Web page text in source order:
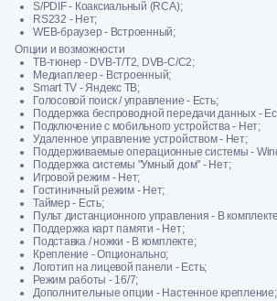
S/PDIF - Коаксиальный (RCA);
RS232 - Нет;
WEB-браузер - Встроенный;
Опции и возможности
ТВ-тюнер - DVB-T/T2, DVB-C/C2;
Медиаплеер - Встроенный;
Smart TV - Яндекс ТВ;
Голосовой поиск / управление - Есть;
Поддержка беспроводной передачи данных -
Подключение с мобильного устройства - Нет;
Удаленное управление устройством - Нет;
Поддерживаемые операционные системы -
Поддержка системы "Умный дом" - Нет;
Игровой режим - Нет;
Гостиничный режим - Нет;
Таймер - Есть;
Пульт дистанционного управления - В
Поддержка карт памяти - Нет;
Подставка / ножки - В комплекте;
Крепление - Опционально;
Логотип на лицевой панели - Есть;
Режим работы - 16/7;
Дополнительные опции - Настенное крепление;